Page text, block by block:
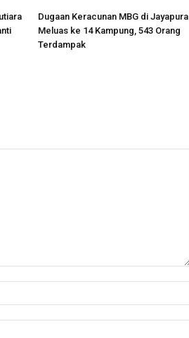
Dugaan Keracunan MBG di Jayapura
Meluas ke 14 Kampung, 543 Orang
Terdampak